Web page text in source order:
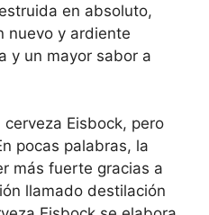
en absoluto,
nuevo y ardiente
y un mayor sabor a
Eisbock, pero
pocas palabras, la
más fuerte gracias a
llamado destilación